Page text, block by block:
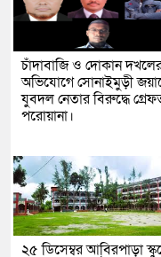
চাঁদাবাজি ও দোকান
অভিযোগে সোনাইমুড়ী
যুবদল নেতার বিরুদ্ধে
পরোয়ানা।
২৫ ডিসেম্বর আবিরপাড়া